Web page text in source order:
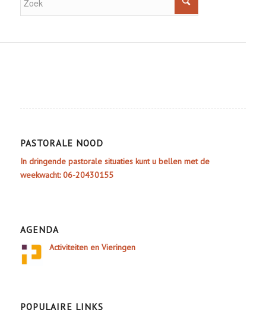
PASTORALE NOOD
In dringende pastorale situaties kunt u bellen met de
weekwacht: 06-20430155
AGENDA
Activiteiten en Vieringen
POPULAIRE LINKS